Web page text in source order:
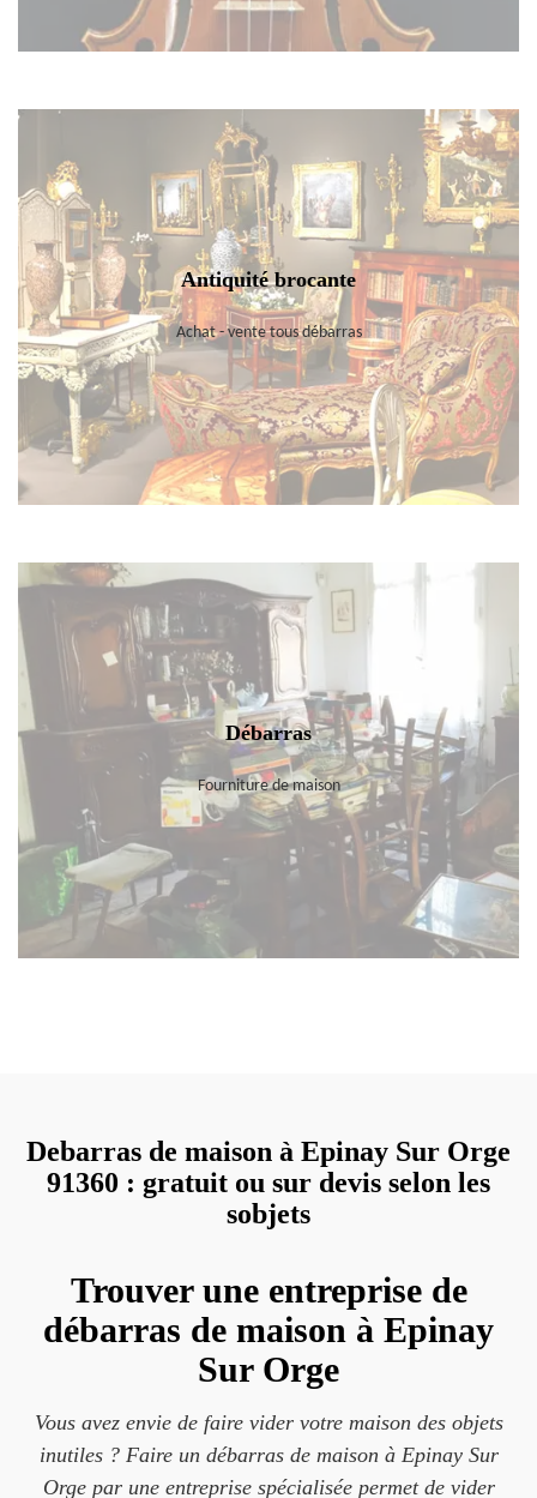
Antiquité brocante
Achat - vente tous débarras
Débarras
Fourniture de maison
Debarras de maison à Epinay Sur Orge
91360 : gratuit ou sur devis selon les
sobjets
Trouver une entreprise de
débarras de maison à Epinay
Sur Orge
Vous avez envie de faire vider votre maison des objets
inutiles ? Faire un débarras de maison à Epinay Sur
Orge par une entreprise spécialisée permet de vider